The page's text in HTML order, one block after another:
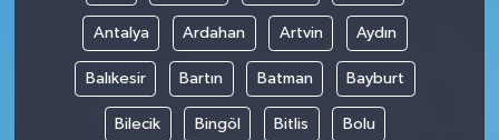
Antalya Ardahan Artvin Aydın
Balıkesir Bartın Batman Bayburt
Bilecik Bingöl Bitlis Bolu